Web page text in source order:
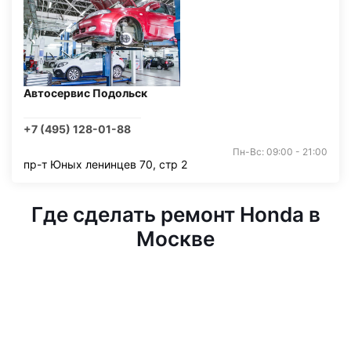
Автосервис Подольск
+7 (495) 128-01-88
Пн-Вс: 09:00 - 21:00
пр-т Юных ленинцев 70, стр 2
Где сделать ремонт Honda в
Москве